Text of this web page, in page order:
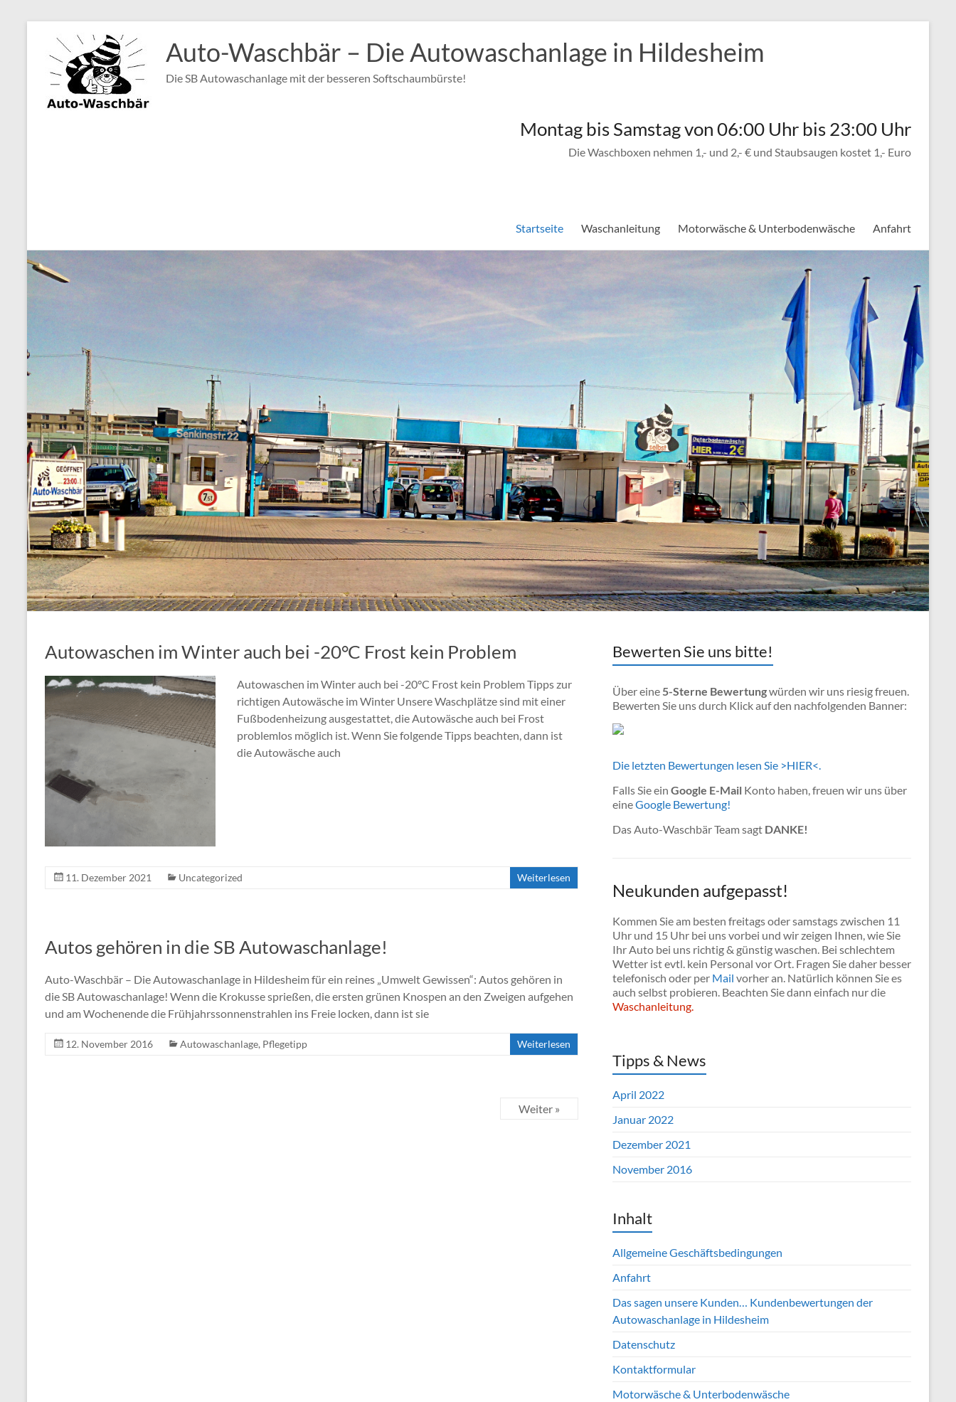
springen
Auto-Waschbär – Die Autowaschanlage in Hildesheim
Die SB Autowaschanlage mit der besseren Softschaumbürste!
Montag bis Samstag von 06:00 Uhr bis 23:00 Uhr
Die Waschboxen nehmen 1,- und 2,- € und Staubsaugen kostet 1,- Euro
Startseite Waschanleitung Motorwäsche & Unterbodenwäsche Anfahrt
Autowaschen im Winter auch bei -20°C Frost kein Problem
Autowaschen im Winter auch bei -20°C Frost kein Problem Tipps zur
richtigen Autowäsche im Winter Unsere Waschplätze sind mit einer
Fußbodenheizung ausgestattet, die Autowäsche auch bei Frost
problemlos möglich ist. Wenn Sie folgende Tipps beachten, dann ist
die Autowäsche auch
11. Dezember 2021 Uncategorized Weiterlesen
Autos gehören in die SB Autowaschanlage!
Auto-Waschbär – Die Autowaschanlage in Hildesheim für ein reines „Umwelt Gewissen“: Autos gehören in
die SB Autowaschanlage! Wenn die Krokusse sprießen, die ersten grünen Knospen an den Zweigen aufgehen
und am Wochenende die Frühjahrssonnenstrahlen ins Freie locken, dann ist sie
12. November 2016 Autowaschanlage, Pflegetipp Weiterlesen
Weiter »
Bewerten Sie uns bitte!
Über eine 5-Sterne Bewertungwürden wir uns riesig freuen.
Bewerten Sie uns durch Klick auf den nachfolgenden Banner:
Die letzten Bewertungen lesen Sie >HIER<.
Falls Sie ein Google E-Mail Konto haben, freuen wir uns über
eineGoogle Bewertung!
Das Auto-Waschbär Team sagt DANKE!
Neukunden aufgepasst!
Kommen Sie am besten freitags oder samstags zwischen 11
Uhr und 15 Uhr bei uns vorbei und wir zeigen Ihnen, wie Sie
Ihr Auto bei uns richtig & günstig waschen. Bei schlechtem
Wetter ist evtl. kein Personal vor Ort. Fragen Sie daher besser
telefonisch oder per Mail vorher an. Natürlich können Sie es
auch selbst probieren. Beachten Sie dann einfach nur die
Waschanleitung.
Tipps & News
April 2022
Januar 2022
Dezember 2021
November 2016
Inhalt
Allgemeine Geschäftsbedingungen
Anfahrt
Das sagen unsere Kunden… Kundenbewertungen der
Autowaschanlage in Hildesheim
Datenschutz
Kontaktformular
Motorwäsche & Unterbodenwäsche